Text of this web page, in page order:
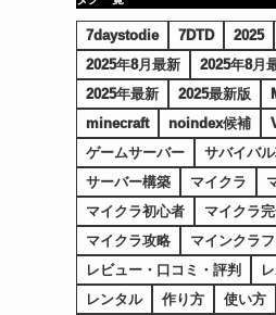
7daystodie 7DTD 2025
2025年8月最新
2025年8月
2025年最新
2025最新版
minecraft
noindex候補
ゲームサーバー
サバイバ
サーバー構築
マイクラ
マイクラ初心者
マイクラ
マイクラ攻略
マインクラフ
レビュー・口コミ・評判
レンタル
作り方 使い方